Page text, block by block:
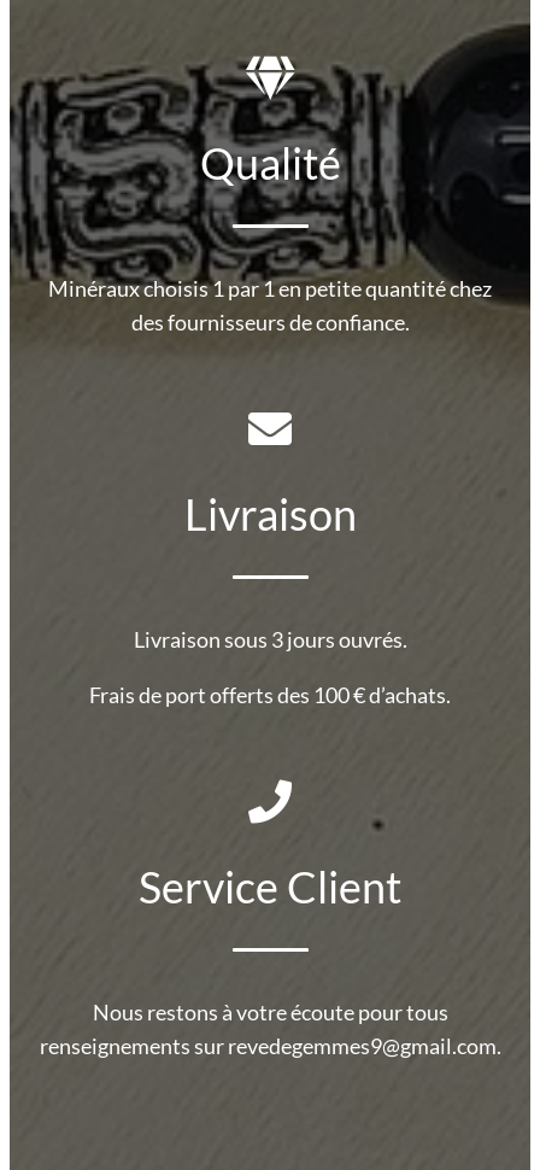
Qualité
Minéraux choisis 1 par 1 en petite quantité chez
des fournisseurs de confiance.
Livraison
Livraison sous 3 jours ouvrés.
Frais de port offerts des 100 € d’achats.
Service Client
Nous restons à votre écoute pour tous
renseignements sur revedegemmes9@gmail.com.